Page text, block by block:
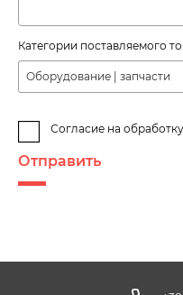
Категории поставляемого
Оборудование | запчасти
Согласие на
Отправить